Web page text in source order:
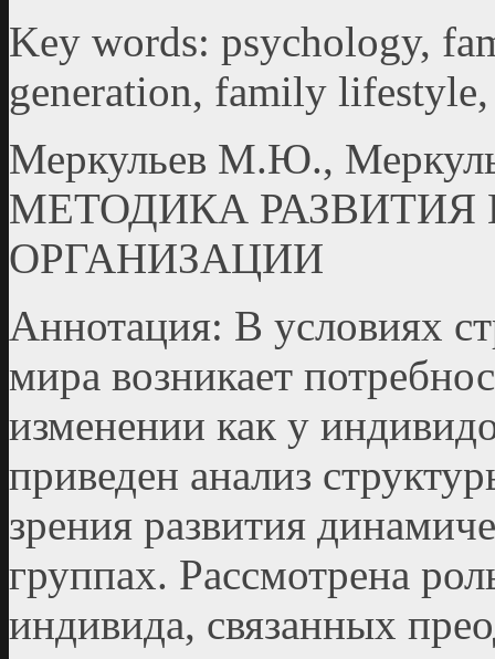
Key words: psychology,
generation, family
Меркульев М.Ю.,
МЕТОДИКА
ОРГАНИЗАЦИИ
Аннотация: В условиях
мира возникает
изменении как у
приведен анализ
зрения развития
группах. Рассмотрена
индивида, связанных